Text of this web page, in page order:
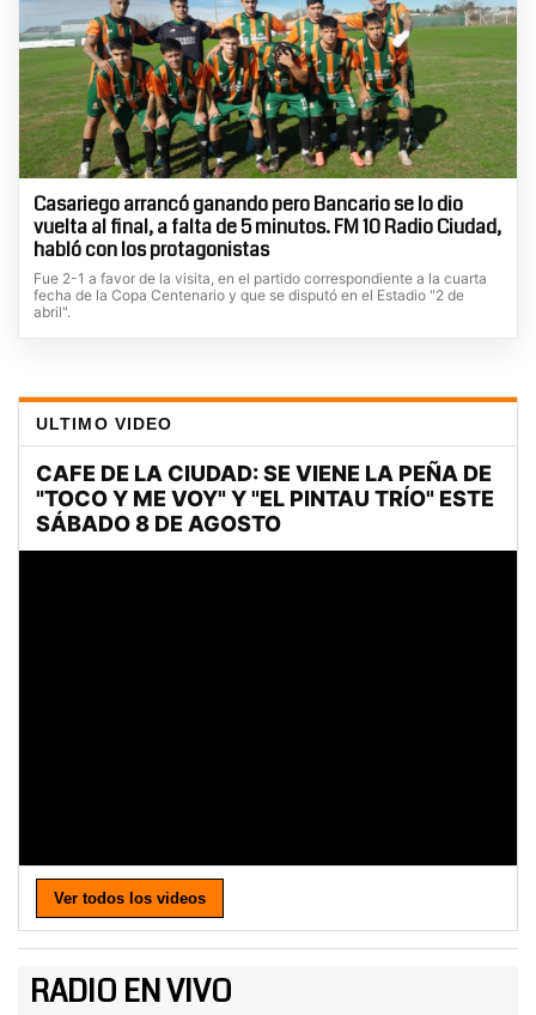
Casariego arrancó ganando pero Bancario se lo dio
vuelta al final, a falta de 5 minutos. FM 10 Radio Ciudad,
habló con los protagonistas
Fue 2-1 a favor de la visita, en el partido correspondiente a la cuarta
fecha de la Copa Centenario y que se disputó en el Estadio "2 de
abril".
ULTIMO VIDEO
Ver todos los videos
RADIO EN VIVO